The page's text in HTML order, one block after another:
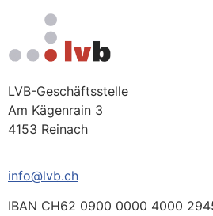
LVB-Geschäftsstelle
Am Kägenrain 3
4153 Reinach
info@lvb.ch
IBAN CH62 0900 0000 4000